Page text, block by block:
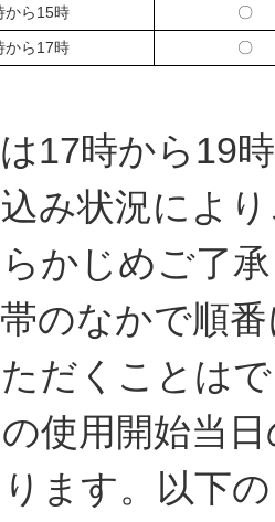
から15時
〇
から17時
〇
17時から19
み状況によ
かじめご了
のなかで順
だくことは
使用開始当
ます。以下